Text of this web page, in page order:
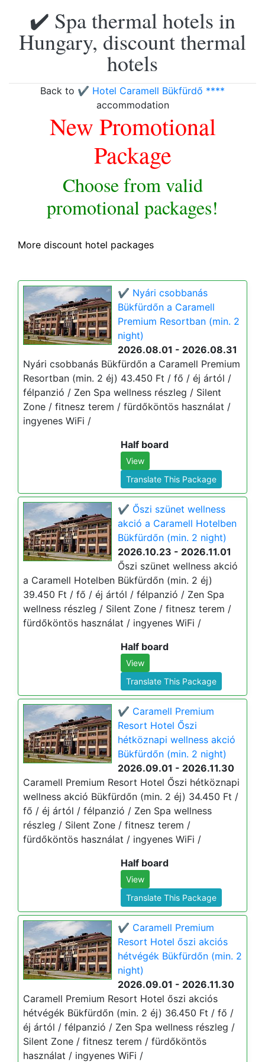
✔️ Spa thermal hotels in
Hungary, discount thermal
hotels
Back to ✔️ Hotel Caramell Bükfürdő ****
accommodation
New Promotional
Package
Choose from valid
promotional packages!
More discount hotel packages
✔️ Nyári csobbanás
Bükfürdőn a Caramell
Premium Resortban (min. 2
night)
2026.08.01 - 2026.08.31
Nyári csobbanás Bükfürdőn a Caramell Premium
Resortban (min. 2 éj) 43.450 Ft / fő / éj ártól /
félpanzió / Zen Spa wellness részleg / Silent
Zone / fitnesz terem / fürdőköntös használat /
ingyenes WiFi /
Half board
View
Translate This Package
✔️ Őszi szünet wellness
akció a Caramell Hotelben
Bükfürdőn (min. 2 night)
2026.10.23 - 2026.11.01
Őszi szünet wellness akció
a Caramell Hotelben Bükfürdőn (min. 2 éj)
39.450 Ft / fő / éj ártól / félpanzió / Zen Spa
wellness részleg / Silent Zone / fitnesz terem /
fürdőköntös használat / ingyenes WiFi /
Half board
View
Translate This Package
✔️ Caramell Premium
Resort Hotel Őszi
hétköznapi wellness akció
Bükfürdőn (min. 2 night)
2026.09.01 - 2026.11.30
Caramell Premium Resort Hotel Őszi hétköznapi
wellness akció Bükfürdőn (min. 2 éj) 34.450 Ft /
fő / éj ártól / félpanzió / Zen Spa wellness
részleg / Silent Zone / fitnesz terem /
fürdőköntös használat / ingyenes WiFi /
Half board
View
Translate This Package
✔️ Caramell Premium
Resort Hotel őszi akciós
hétvégék Bükfürdőn (min. 2
night)
2026.09.01 - 2026.11.30
Caramell Premium Resort Hotel őszi akciós
hétvégék Bükfürdőn (min. 2 éj) 36.450 Ft / fő /
éj ártól / félpanzió / Zen Spa wellness részleg /
Silent Zone / fitnesz terem / fürdőköntös
használat / ingyenes WiFi /